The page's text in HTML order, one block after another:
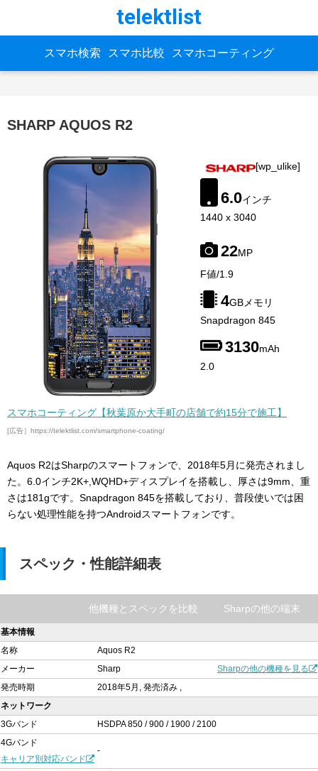
telektlist
スマホ検索 スマホ比較 スマホコーティング
SHARP AQUOS R2
image-
[wp_ulike]
6.0インチ
1440 x 3040
22MP
F値/1.9
4GBメモリ
Snapdragon 845
3130mAh
2.0
スマホコーティング【秋葉原か大手町の店舗で約15分で施工】
[広告］https://telektlist.com/smartphone-coating/
Aquos R2はSharpのスマートフォンで、2018年5月に発売されまし
た。6.0インチ2K+,WQHD+ディスプレイを搭載し、厚さは9mm、重
さは181gです。Snapdragon 845を搭載しており、普段使いでは困
らない処理性能を持つAndroidスマートフォンです。
スペック・性能詳細表
Sharpの他の端末
他機種とスペックを比較
基本情報
名称
Aquos R2
メーカー
Sharp
Sharpの他の機種を見る
発売時期
2018年5月, 発売済み ,
ネットワーク
3Gバンド
HSDPA 850 / 900 / 1900 / 2100
4Gバンド
キャリア別対応バンド
-